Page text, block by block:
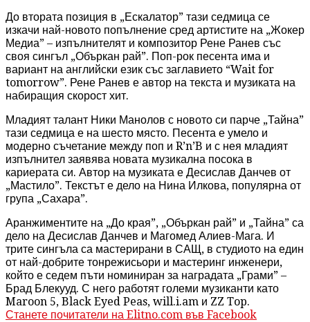
До втората позиция в „Ескалатор” тази седмица се
изкачи най-новото попълнение сред артистите на „Жокер
Медиа” – изпълнителят и композитор Рене Ранев със
своя сингъл „Объркан рай”. Поп-рок песента има и
вариант на английски език със заглавието “Wait for
tomorrow”. Рене Ранев е автор на текста и музиката на
набиращия скорост хит.
Младият талант Ники Манолов с новото си парче „Тайна”
тази седмица е на шесто място. Песента е умело и
модерно съчетание между поп и R’n’B и с нея младият
изпълнител заявява новата музикална посока в
кариерата си. Автор на музиката е Десислав Данчев от
„Мастило”. Текстът е дело на Нина Илкова, популярна от
група „Сахара”.
Аранжиментите на „До края”, „Объркан рай” и „Тайна” са
дело на Десислав Данчев и Магомед Алиев-Мага. И
трите сингъла са мастерирани в САЩ, в студиото на един
от най-добрите тонрежисьори и мастеринг инженери,
който е седем пъти номиниран за наградата „Грами” –
Брад Блекууд. С него работят големи музиканти като
Maroon 5, Black Eyed Peas, will.i.am и ZZ Top.
Станете почитатели на Elitno.com във Facebook